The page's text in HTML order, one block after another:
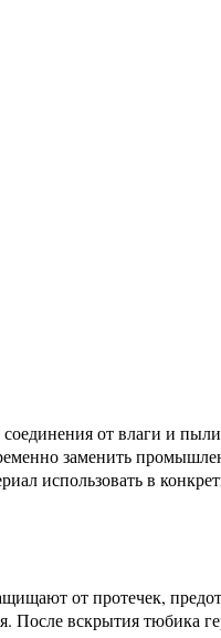
от влаги и
заменить
использовать в
от протечек,
вскрытия тюбика